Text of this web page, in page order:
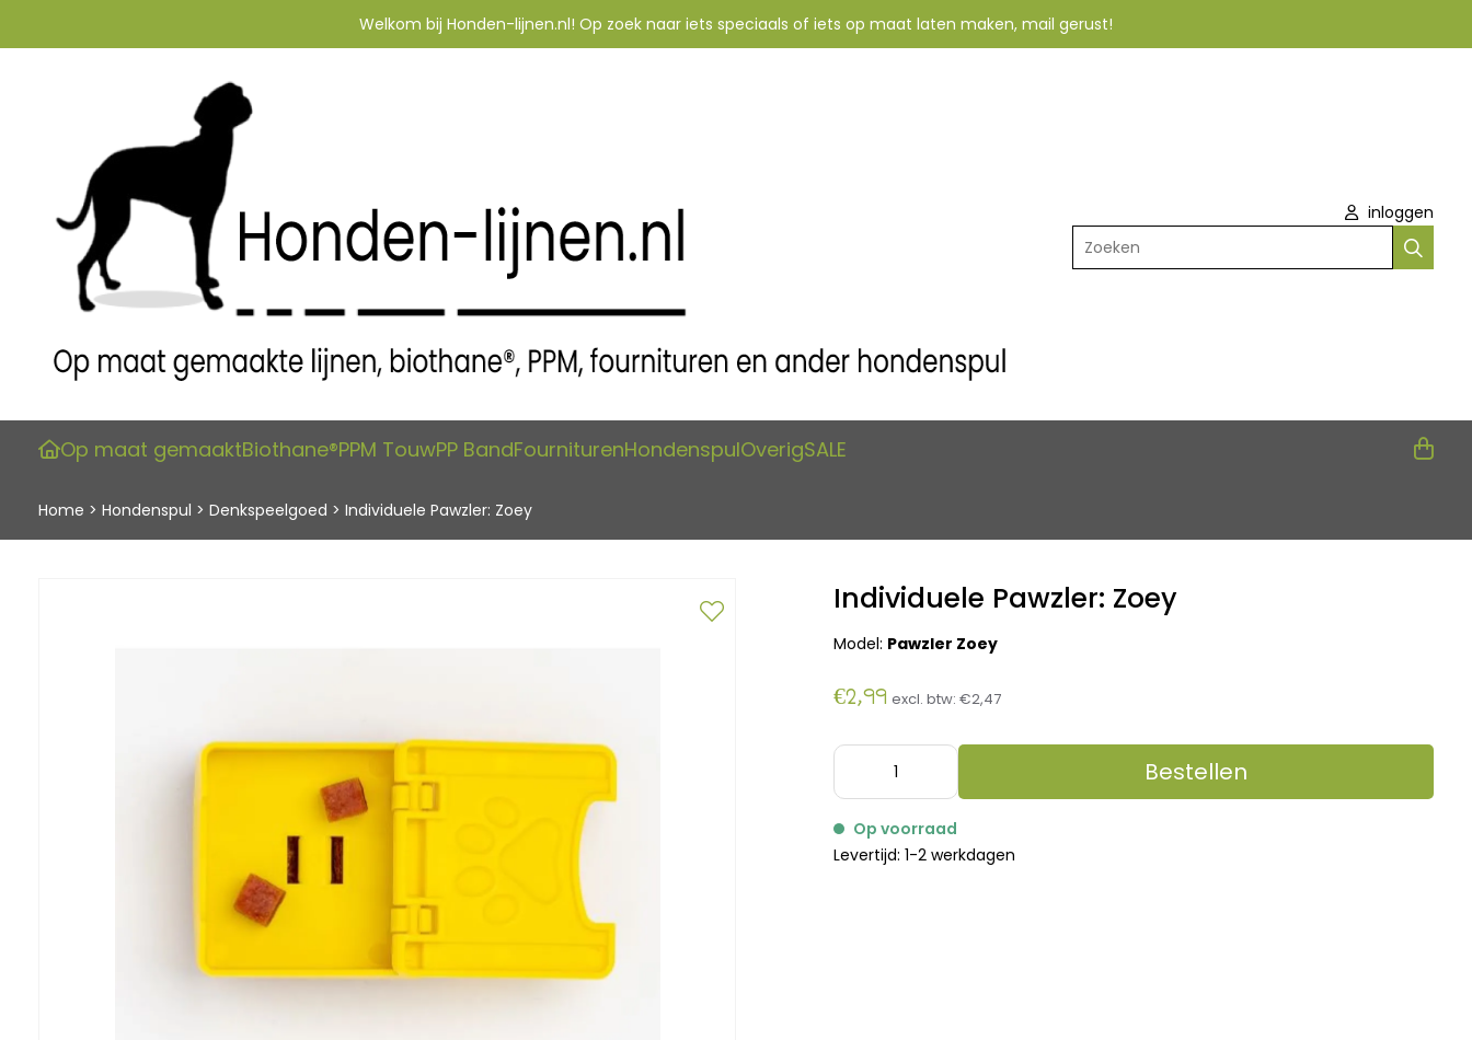
Welkom bij Honden-lijnen.nl! Op zoek naar iets speciaals of iets op maat laten maken, mail gerust!
inloggen
Zoeken
Op maat gemaaktBiothane®PPM TouwPP BandFourniturenHondenspulOverigSALE
Home > Hondenspul > Denkspeelgoed > Individuele Pawzler: Zoey
Individuele Pawzler: Zoey
Model: Pawzler Zoey
€2,99 excl. btw:€2,47
Bestellen
Op voorraad
Levertijd: 1-2 werkdagen